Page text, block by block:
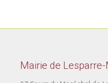
Mairie de